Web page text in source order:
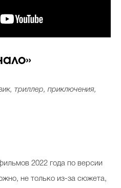
триллер, приключения,
2022 года по версии
не только из-за сюжета,